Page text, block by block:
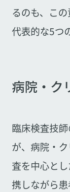
るのも、こ
代表的な5つ
病院・ク
臨床検査技
が、病院・
査を中心と
携しながら患